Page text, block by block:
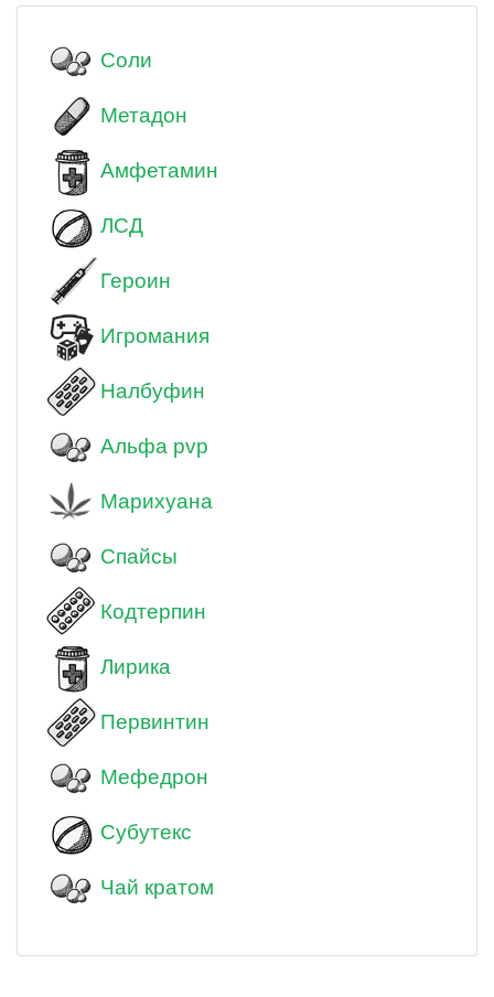
Соли
Метадон
Амфетамин
ЛСД
Героин
Игромания
Налбуфин
Альфа pvp
Марихуана
Спайсы
Кодтерпин
Лирика
Первинтин
Мефедрон
Субутекс
Чай кратом